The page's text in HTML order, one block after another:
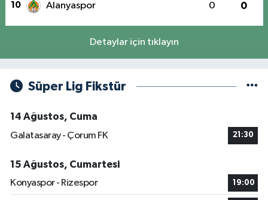
10 Alanyaspor 0 0
Detaylar için tıklayın
Süper Lig Fikstür
14 Ağustos, Cuma
Galatasaray - Çorum FK
21:30
15 Ağustos, Cumartesi
Konyaspor - Rizespor
19:00